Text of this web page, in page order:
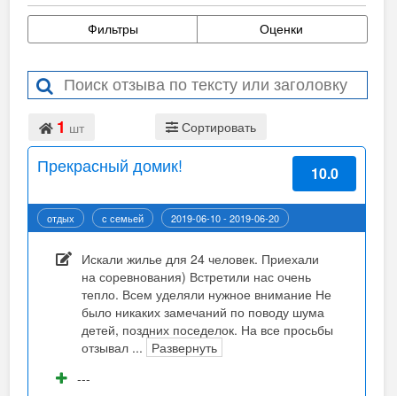
Фильтры Оценки
1 шт Сортировать
Прекрасный домик! 10.0
отдых с семьей 2019-06-10 - 2019-06-20
Подробнее...
Искали жилье для 24 человек. Приехали
на соревнования) Встретили нас очень
тепло. Всем уделяли нужное внимание Не
было никаких замечаний по поводу шума
детей, поздних поседелок. На все просьбы
отзывал ... Развернуть
---